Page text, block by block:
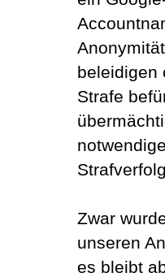
beleidigen
Strafe
Zwar
unseren
es bleibt